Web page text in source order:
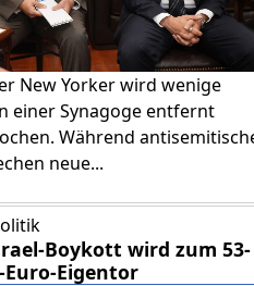
New Yorker wird wenige
einer Synagoge entfernt
Während
neue...
Boykott wird zum 53-
Eigentor